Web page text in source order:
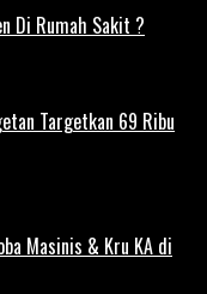
Di Rumah Sakit ?
Targetkan 69 Ribu
Masinis & Kru KA di